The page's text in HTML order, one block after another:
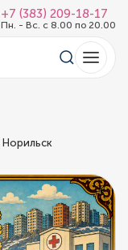
+7 (383) 209-18-17
Пн. - Вс. с 8.00 по 20.00